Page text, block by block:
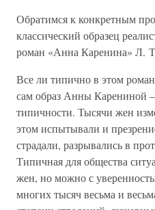
Обратимся к конкретным
классический образец
роман «Анна Каренина» Л.
Все ли типично в этом
сам образ Анны Карениной
типичности. Тысячи жен
этом испытывали и
страдали, разрывались в
Типичная для общества
жен, но можно с
многих тысяч весьма и